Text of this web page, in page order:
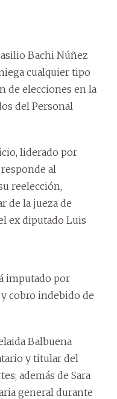
Bachi Núñez
cualquier tipo
de elecciones en la
del Personal
liderado por
al
reelección,
de la jueza de
ex diputado Luis
imputado por
cobro indebido de
Balbuena
y titular del
además de Sara
general durante